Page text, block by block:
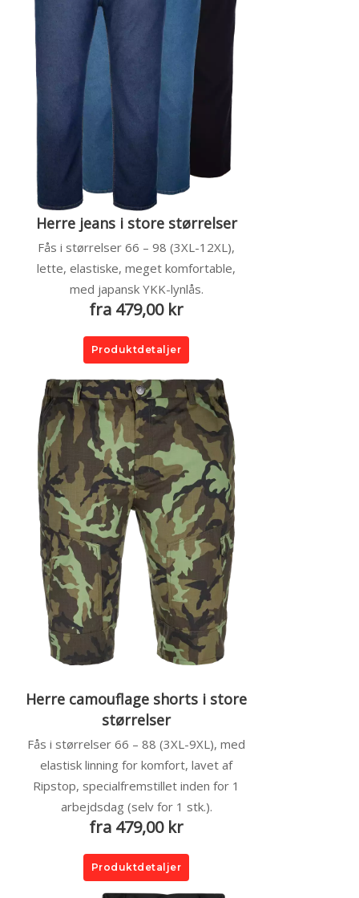
Herre jeans i store størrelser
Fås i størrelser 66 – 98 (3XL-12XL),
lette, elastiske, meget komfortable,
med japansk YKK-lynlås.
fra 479,00 kr
Produktdetaljer
Herre camouflage shorts i store
størrelser
Fås i størrelser 66 – 88 (3XL-9XL), med
elastisk linning for komfort, lavet af
Ripstop, specialfremstillet inden for 1
arbejdsdag (selv for 1 stk.).
fra 479,00 kr
Produktdetaljer